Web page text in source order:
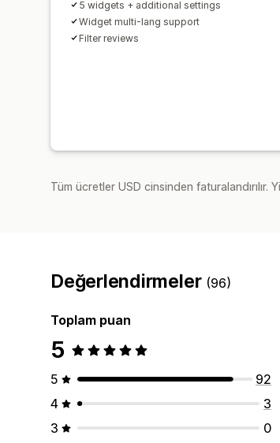
5 widgets + additional settings
Widget multi-lang support
Filter reviews
Tüm ücretler USD cinsinden faturalandırılır.
Değerlendirmeler (96)
Toplam puan
5
5
92
4
3
3
0